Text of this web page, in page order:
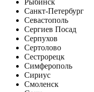
Рыбинск
Санкт-Петербург
Севастополь
Сергиев Посад
Серпухов
Сертолово
Сестрорецк
Симферополь
Сириус
Смоленск